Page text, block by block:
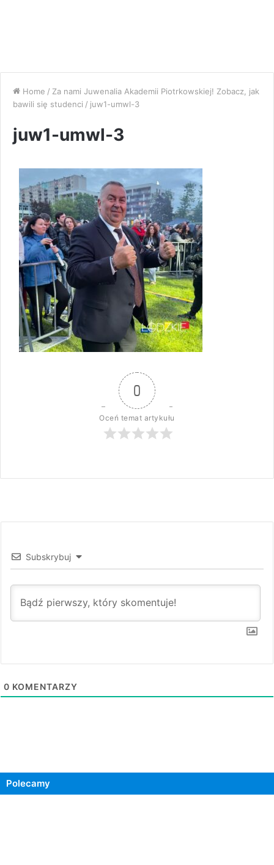
Home / Za nami Juwenalia Akademii Piotrkowskiej! Zobacz, jak
bawili się studenci / juw1-umwl-3
juw1-umwl-3
0
Oceń temat artykułu
Subskrybuj
0 KOMENTARZY
Polecamy